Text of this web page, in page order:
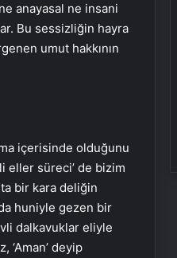
anayasal ne insani
Bu sessizliğin hayra
umut hakkının
içerisinde olduğunu
eller süreci’ de bizim
bir kara deliğin
huniyle gezen bir
dalkavuklar eliyle
‘Aman’ deyip